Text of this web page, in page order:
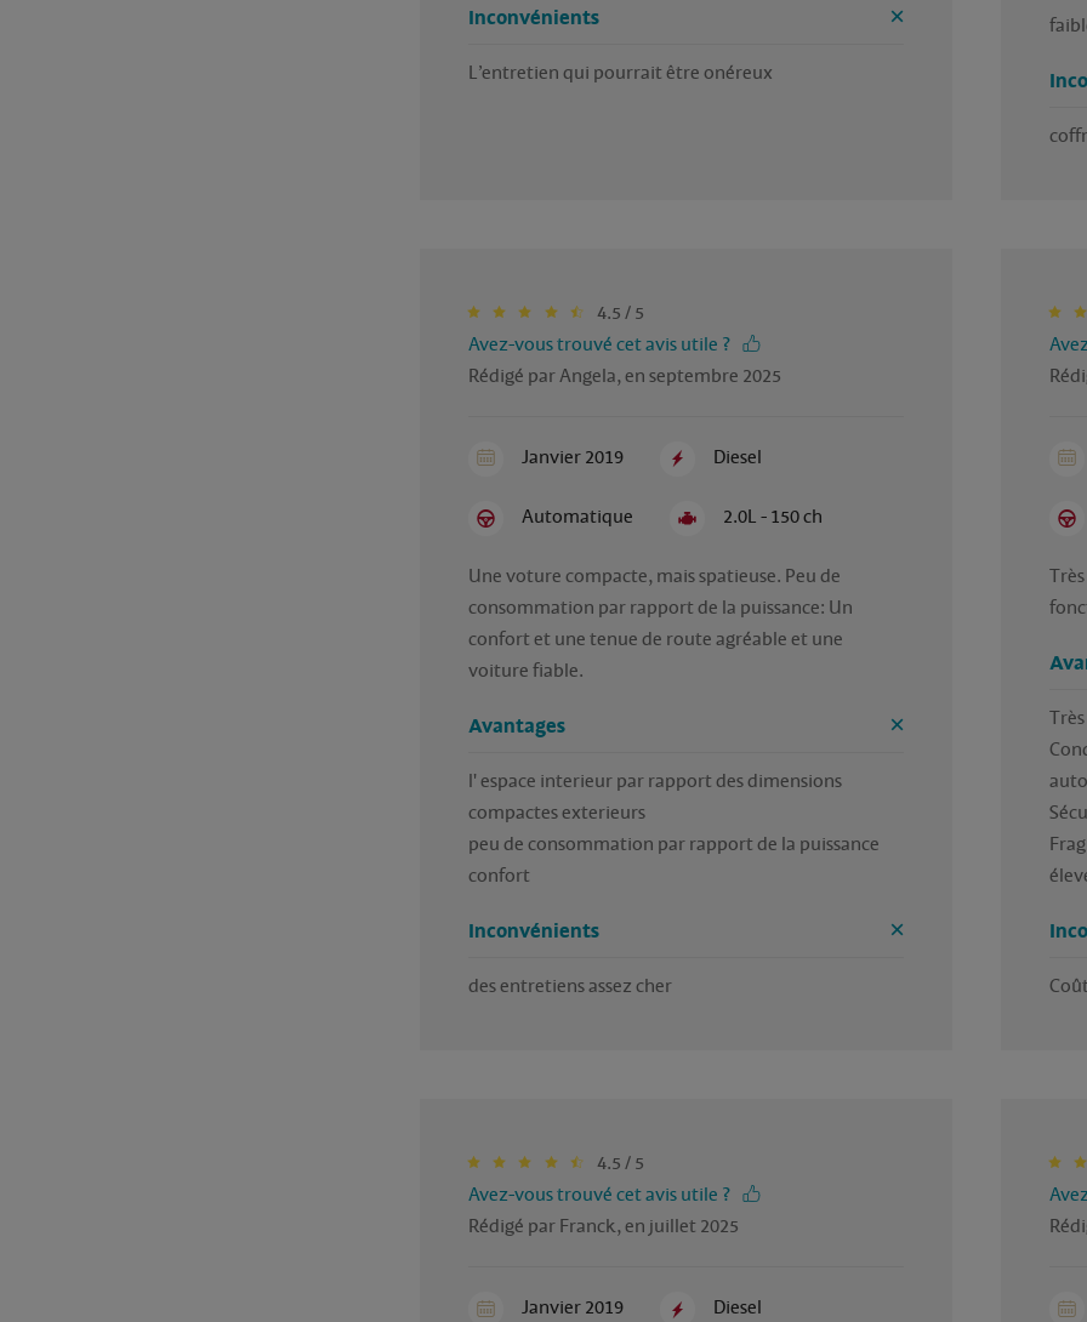
Inconvénients
L’entretien qui pourrait être onéreux
4.5 / 5
Avez-vous trouvé cet avis utile ?
Rédigé par Angela, en septembre 2025
Janvier 2019 Diesel
Automatique 2.0L - 150 ch
Une voture compacte, mais spatieuse. Peu de
consommation par rapport de la puissance: Un
confort et une tenue de route agréable et une
voiture fiable.
Avantages
l' espace interieur par rapport des dimensions
compactes exterieurs
peu de consommation par rapport de la puissance
confort
Inconvénients
des entretiens assez cher
4.5 / 5
Avez-vous trouvé cet avis utile ?
Rédigé par Franck, en juillet 2025
Janvier 2019 Diesel